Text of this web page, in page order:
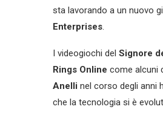
sta lavorando a un nuovo
Enterprises.
I videogiochi del Signore
Rings Online come alcuni
Anelli nel corso degli anni
che la tecnologia si è